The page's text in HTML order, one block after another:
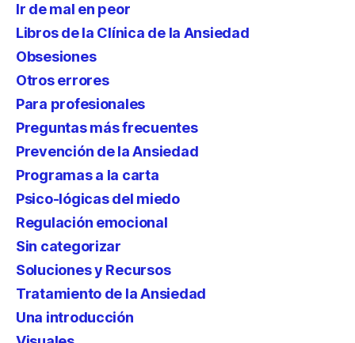
Ir de mal en peor
Libros de la Clínica de la Ansiedad
Obsesiones
Otros errores
Para profesionales
Preguntas más frecuentes
Prevención de la Ansiedad
Programas a la carta
Psico-lógicas del miedo
Regulación emocional
Sin categorizar
Soluciones y Recursos
Tratamiento de la Ansiedad
Una introducción